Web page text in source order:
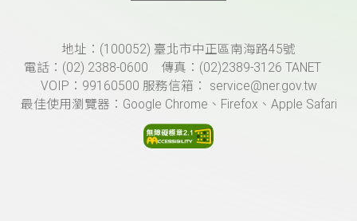
頁尾資訊地址：(100052) 臺北市中正區南海路45號
電話：(02) 2388-0600 傳真：(02)2389-3126 TANET
VOIP：99160500 服務信箱： service@ner.gov.tw
最佳使用瀏覽器：Google Chrome、Firefox、Apple Safari